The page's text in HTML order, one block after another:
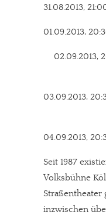
31.08.2013,
01.09.2013,
02.09.2013,
03.09.2013,
04.09.2013,
Seit 1987
Volksbühne
inzwischen